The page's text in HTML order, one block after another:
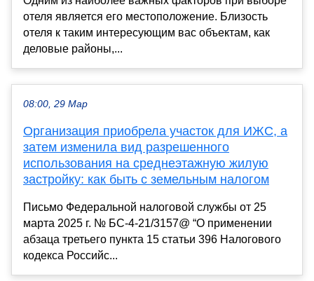
отеля является его местоположение. Близость
отеля к таким интересующим вас объектам, как
деловые районы,...
08:00, 29 Мар
Организация приобрела участок для ИЖС, а
затем изменила вид разрешенного
использования на среднеэтажную жилую
застройку: как быть с земельным налогом
Письмо Федеральной налоговой службы от 25
марта 2025 г. № БС-4-21/3157@ “О применении
абзаца третьего пункта 15 статьи 396 Налогового
кодекса Российс...